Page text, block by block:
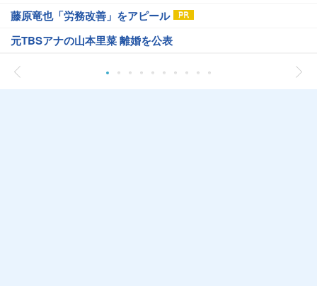
藤原竜也「労務改善」をアピール
元TBSアナの山本里菜 離婚を公表